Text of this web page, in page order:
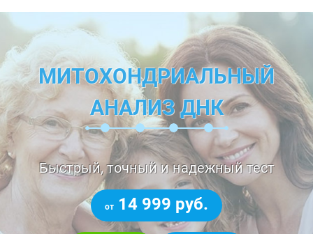
МИТОХОНДРИАЛЬНЫЙ
АНАЛИЗ ДНК
Быстрый, точный и надежный тест
от 14 999 руб.